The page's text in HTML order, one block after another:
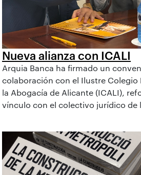
Nueva alianza con ICALI
Arquia Banca ha firmado un
colaboración con el Ilustre Colegio
la Abogacía de Alicante (ICALI),
vínculo con el colectivo jurídico de